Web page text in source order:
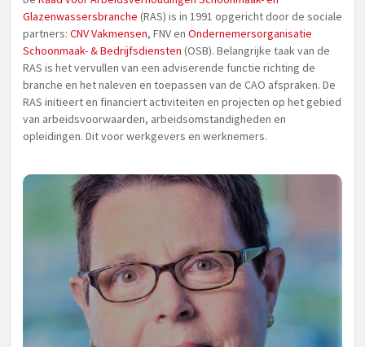
Glazenwassersbranche (RAS) is in 1991 opgericht door de sociale
partners: CNV Vakmensen, FNV en Ondernemersorganisatie
Schoonmaak- & Bedrijfsdiensten (OSB). Belangrijke taak van de
RAS is het vervullen van een adviserende functie richting de
branche en het naleven en toepassen van de CAO afspraken. De
RAS initieert en financiert activiteiten en projecten op het gebied
van arbeidsvoorwaarden, arbeidsomstandigheden en
opleidingen. Dit voor werkgevers en werknemers.